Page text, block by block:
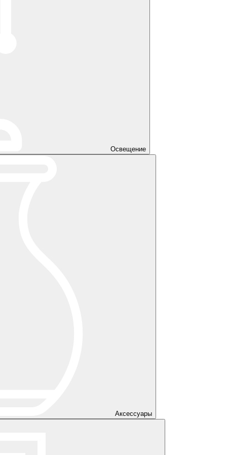
Освещение
Аксессуары